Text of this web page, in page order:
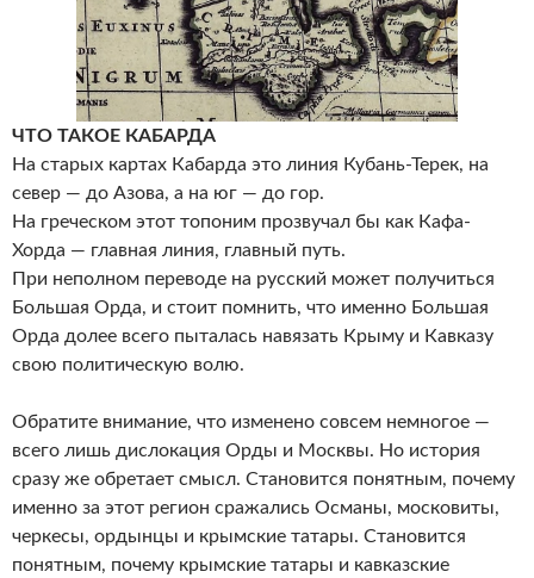
ЧТО ТАКОЕ КАБАРДА
На старых картах Кабарда это линия Кубань-Терек, на
север — до Азова, а на юг — до гор.
На греческом этот топоним прозвучал бы как Кафа-
Хорда — главная линия, главный путь.
При неполном переводе на русский может получиться
Большая Орда, и стоит помнить, что именно Большая
Орда долее всего пыталась навязать Крыму и Кавказу
свою политическую волю.
Обратите внимание, что изменено совсем немногое —
всего лишь дислокация Орды и Москвы. Но история
сразу же обретает смысл. Становится понятным, почему
именно за этот регион сражались Османы, московиты,
черкесы, ордынцы и крымские татары. Становится
понятным, почему крымские татары и кавказские